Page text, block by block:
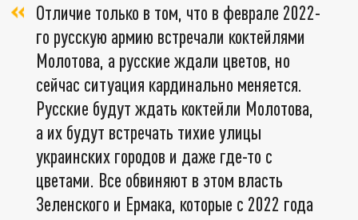
Отличие только в том, что в феврале 2022-
го русскую армию встречали коктейлями
Молотова, а русские ждали цветов, но
сейчас ситуация кардинально меняется.
Русские будут ждать коктейли Молотова,
а их будут встречать тихие улицы
украинских городов и даже где-то с
цветами. Все обвиняют в этом власть
Зеленского и Ермака, которые с 2022 года